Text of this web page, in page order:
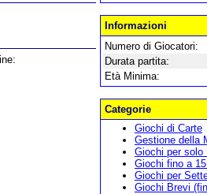
Informazioni
Numero di Giocatori:
Durata partita:
Età Minima:
Categorie
Giochi di Carte
Gestione della
Giochi per solo
Giochi fino a
Giochi per
Giochi Brevi